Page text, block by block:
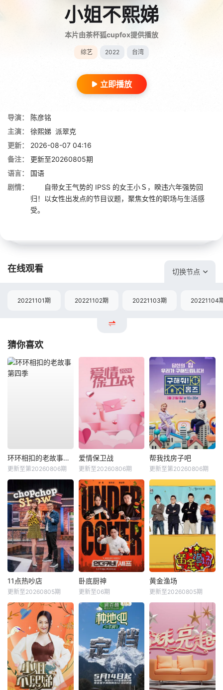
小姐不熙娣
本片由茶杯狐cupfox提供播放
综艺 2022 台湾
立即播放
导演：
陈彦铭
主演：
徐熙娣 派翠克
更新：
2026-08-07 04:16
备注：
更新至20260805期
语言：
国语
剧情：
自带女王气势的 IPSS 的女王小Ｓ，睽违六年强势回
归！以女性出发点的节目议题，聚焦女性的职场与生活感
受。
在线观看 切换节点
20221101期 20221102期 20221103期 20221104
猜你喜欢
环环相扣的老故事第四季
更新至第20260806期
爱情保卫战
更新至20260806期
帮我找房子吧
更新至第20260806期
11点热吵店
更新至20260805期
卧底厨神
更新至06期
黄金渔场
更新至20260805期